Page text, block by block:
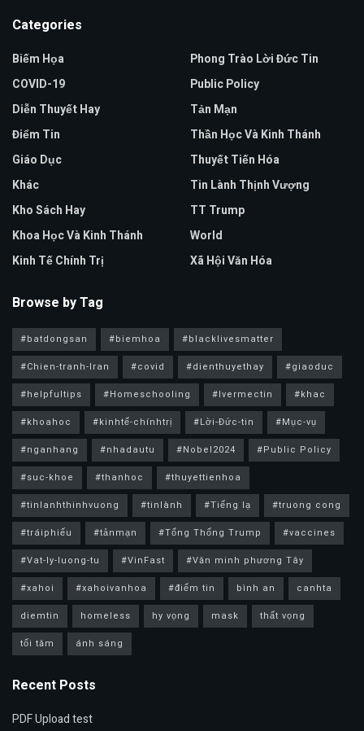
Categories
Biếm Họa
COVID-19
Diễn Thuyết Hay
Điểm Tin
Giáo Dục
Khác
Kho Sách Hay
Khoa Học Và Kinh Thánh
Kinh Tế Chính Trị
Phong Trào Lời Đức Tin
Public Policy
Tản Mạn
Thần Học Và Kinh Thánh
Thuyết Tiến Hóa
Tin Lành Thịnh Vượng
TT Trump
World
Xã Hội Văn Hóa
Browse by Tag
#batdongsan #biemhoa
#blacklivesmatter
#Chien-tranh-Iran
#covid #dienthuyethay
#giaoduc
#helpfultips
#Homeschooling #Ivermectin
#khac
#khoahoc
#kinhtế-chínhtrị #Lời-Đức-tin
#Mục-vụ
#nganhang
#nhadautu #Nobel2024
#Public Policy
#suc-khoe
#thanhoc
#thuyettienhoa
#tinlanhthinhvuong
#tinlành #Tiếng lạ
#truong cong
#tráiphiếu
#tảnmạn #Tổng Thống Trump
#vaccines
#Vat-ly-luong-tu
#VinFast
#Văn minh phương Tây
#xahoi
#xahoivanhoa #điểm tin bình an
canhta
diemtin
homeless hy vọng mask
thất vọng
tối tăm
ánh sáng
Recent Posts
PDF Upload test